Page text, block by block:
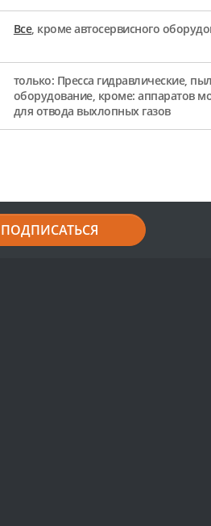
Все, кроме автосервисного
только: Пресса гидравлические,
оборудование, кроме: аппаратов
для отвода выхлопных газов
ПОДПИСАТЬСЯ